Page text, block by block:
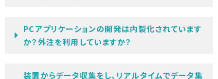
PCアプリケーションの開発は内製化されています
か？外注を利用していますか？
装置からデータ収集をし、リアルタイムでデータ集